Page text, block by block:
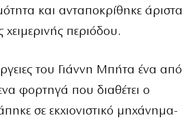
και ανταποκρίθηκε άριστα
χειμερινής περιόδου.
του Γιάννη Μπήτα ένα από
φορτηγά που διαθέτει ο
σε εκχιονιστικό μηχάνημα-